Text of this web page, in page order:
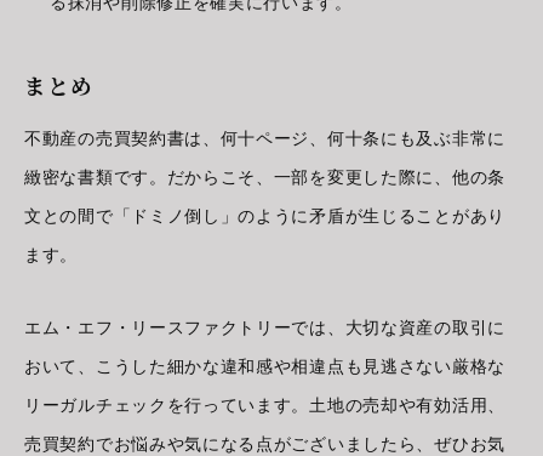
まとめ
不動産の売買契約書は、何十ページ、何十条にも及ぶ非常に
緻密な書類です。だからこそ、一部を変更した際に、他の条
文との間で「ドミノ倒し」のように矛盾が生じることがあり
ます。
エム・エフ・リースファクトリーでは、大切な資産の取引に
おいて、こうした細かな違和感や相違点も見逃さない厳格な
リーガルチェックを行っています。土地の売却や有効活用、
売買契約でお悩みや気になる点がございましたら、ぜひお気